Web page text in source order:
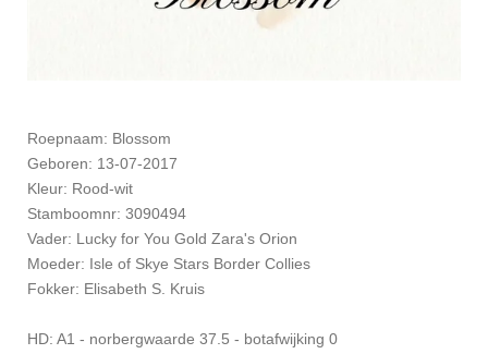
Roepnaam: Blossom
Geboren: 13-07-2017
Kleur: Rood-wit
Stamboomnr: 3090494
Vader: Lucky for You Gold Zara's Orion
Moeder: Isle of Skye Stars Border Collies
Fokker: Elisabeth S. Kruis
HD: A1 - norbergwaarde 37.5 - botafwijking 0